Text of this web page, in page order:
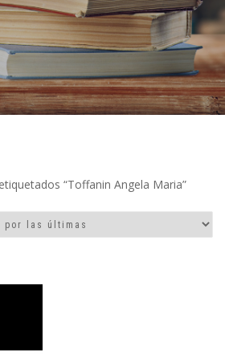
“Toffanin Angela Maria”